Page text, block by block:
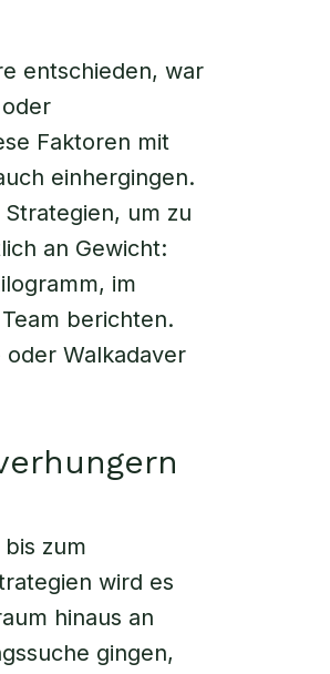
entschieden, war
Faktoren mit
einhergingen.
um zu
an Gewicht:
im
berichten.
Walkadaver
zum
wird es
hinaus an
gingen,